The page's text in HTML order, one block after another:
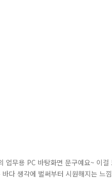
무용 PC 바탕화면 문구예요~ 이걸
다 생각에 벌써부터 시원해지는 느